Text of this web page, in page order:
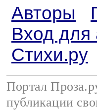
Авторы
Вход для
Стихи.ру
Портал
публикации